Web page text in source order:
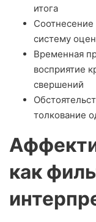
итога
систему
Временная
восприятие
свершений
толкование
как